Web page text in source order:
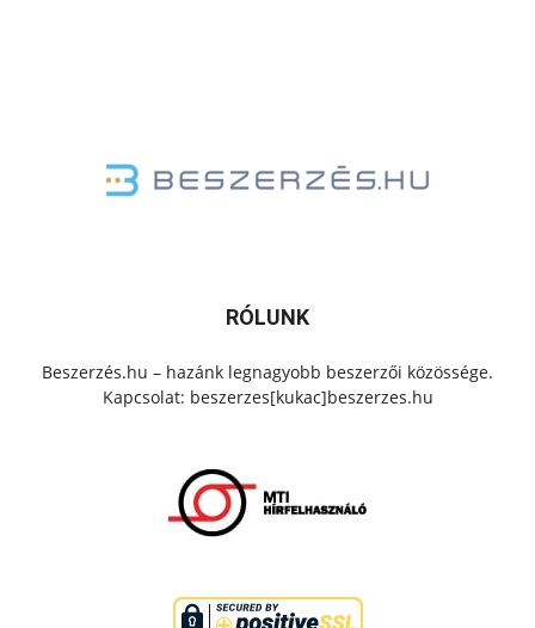
RÓLUNK
Beszerzés.hu – hazánk legnagyobb beszerzői közössége.
Kapcsolat: beszerzes[kukac]beszerzes.hu